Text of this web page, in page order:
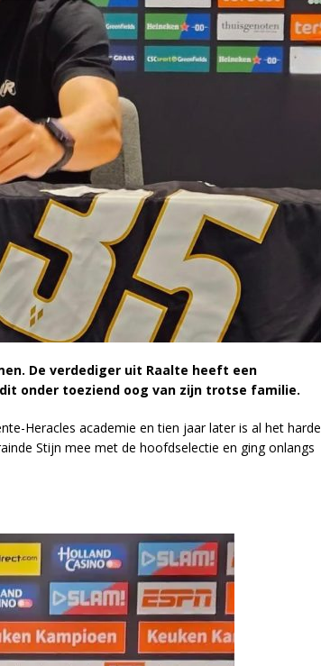
De verdediger uit Raalte heeft een
onder toeziend oog van zijn trotse familie.
Heracles academie en tien jaar later is al het harde
Stijn mee met de hoofdselectie en ging onlangs